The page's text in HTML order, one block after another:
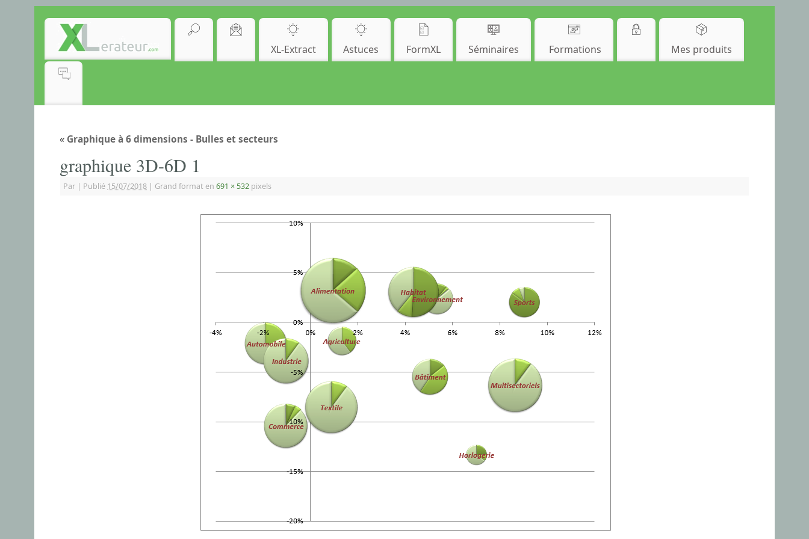
XL-Extract Astuces FormXL Séminaires Formations Mes produits
« Graphique à 6 dimensions - Bulles et secteurs
graphique 3D-6D 1
Par | Publié 15/07/2018 | Grand format en 691 × 532 pixels